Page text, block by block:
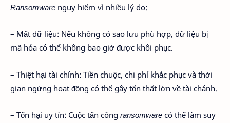
Ransomware nguy hiểm vì nhiều lý do:
– Mất dữ liệu: Nếu không có sao lưu phù hợp, dữ liệu bị
mã hóa có thể không bao giờ được khôi phục.
– Thiệt hại tài chính: Tiền chuộc, chi phí khắc phục và thời
gian ngừng hoạt động có thể gây tổn thất lớn về tài chánh.
– Tổn hại uy tín: Cuộc tấn công ransomware có thể làm suy